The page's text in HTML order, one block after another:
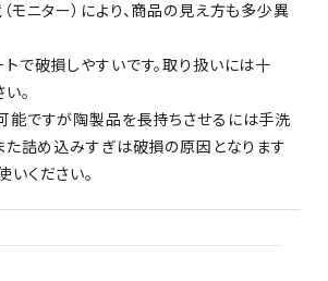
モニター）により、商品の見え方も多少異
で破損しやすいです。取り扱いには十
。
能ですが陶製品を長持ちさせるには手洗
た詰め込みすぎは破損の原因となります
ください。